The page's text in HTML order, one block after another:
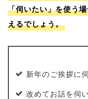
「伺いたい」を使う
えるでしょう。
新年のご挨拶に
改めてお話を伺